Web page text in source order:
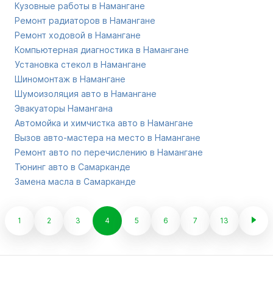
Кузовные работы в Намангане
Ремонт радиаторов в Намангане
Ремонт ходовой в Намангане
Компьютерная диагностика в Намангане
Установка стекол в Намангане
Шиномонтаж в Намангане
Шумоизоляция авто в Намангане
Эвакуаторы Намангана
Автомойка и химчистка авто в Намангане
Вызов авто-мастера на место в Намангане
Ремонт авто по перечислению в Намангане
Тюнинг авто в Самарканде
Замена масла в Самарканде
1 2 3 4 5 6 7 13